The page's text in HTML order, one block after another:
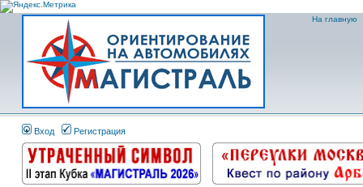
На главную
Вход Регистрация